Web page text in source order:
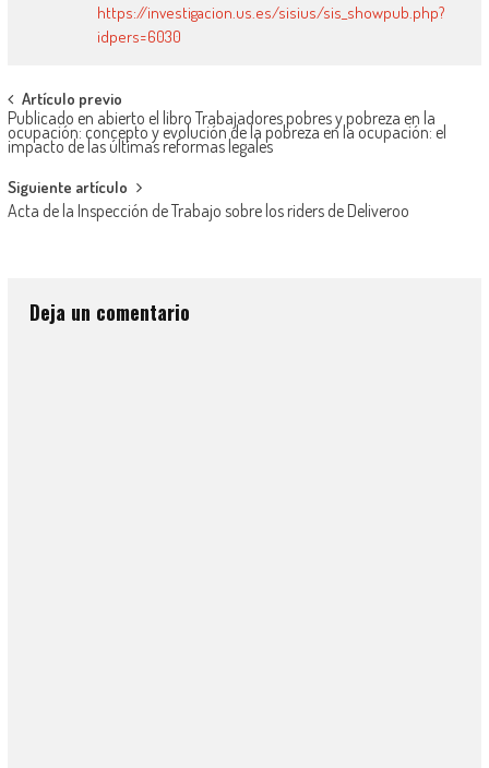
https://investigacion.us.es/sisius/sis_showpub.php?
idpers=6030
Artículo previo
Publicado en abierto el libro Trabajadores pobres y pobreza en la
ocupación: concepto y evolución de la pobreza en la ocupación: el
impacto de las últimas reformas legales
Siguiente artículo
Acta de la Inspección de Trabajo sobre los riders de Deliveroo
Deja un comentario